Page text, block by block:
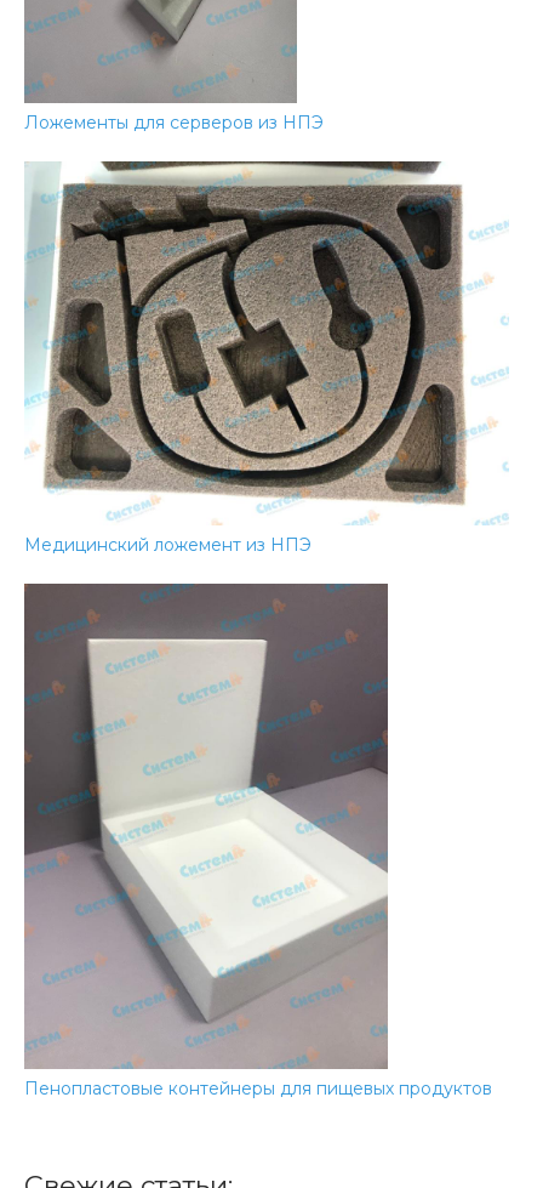
Ложементы для серверов из НПЭ
Медицинский ложемент из НПЭ
Пенопластовые контейнеры для пищевых продуктов